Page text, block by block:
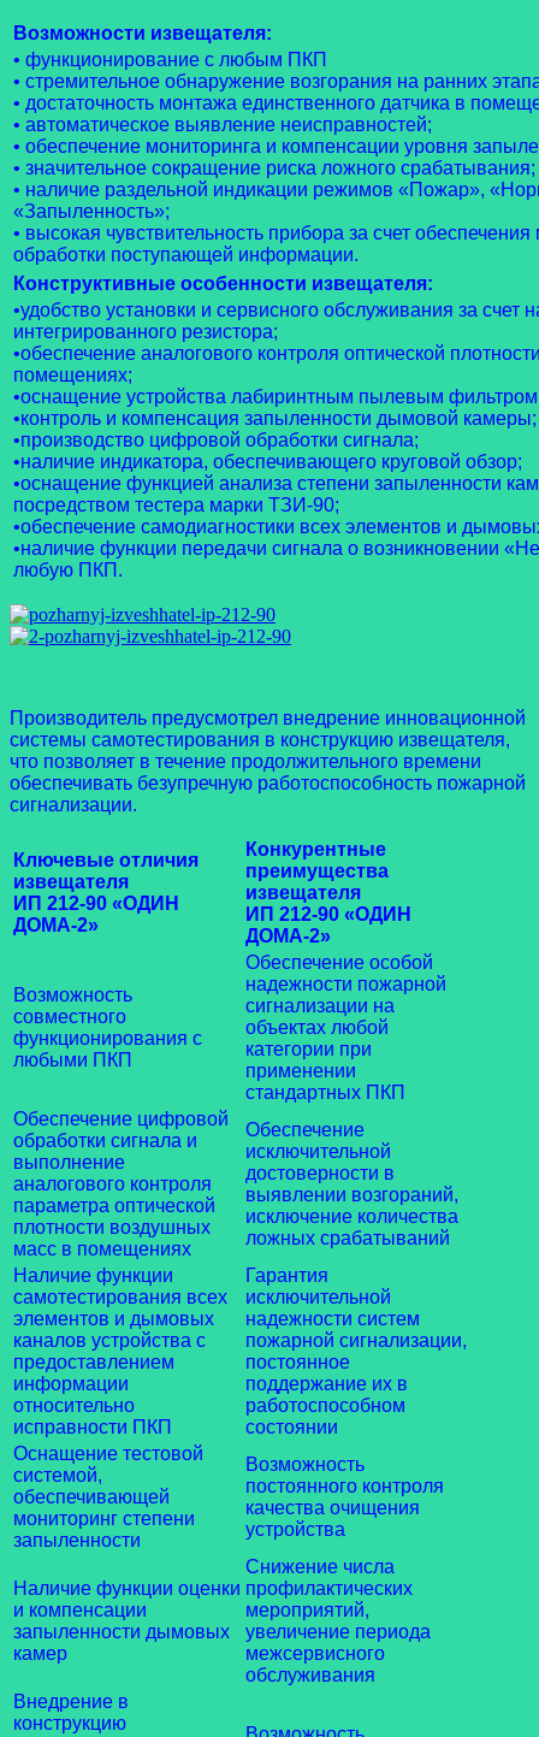
Возможности извещателя:
• функционирование с любым ПКП
• стремительное обнаружение возгорания на ранних
• достаточность монтажа единственного датчика в
• автоматическое выявление неисправностей;
• обеспечение мониторинга и компенсации уровня
• значительное сокращение риска ложного срабатывания;
• наличие раздельной индикации режимов «Пожар»,
«Запыленность»;
• высокая чувствительность прибора за счет
обработки поступающей информации.
Конструктивные особенности извещателя:
•удобство установки и сервисного обслуживания за счет
интегрированного резистора;
•обеспечение аналогового контроля оптической
помещениях;
•оснащение устройства лабиринтным пылевым
•контроль и компенсация запыленности дымовой камеры;
•производство цифровой обработки сигнала;
•наличие индикатора, обеспечивающего круговой обзор;
•оснащение функцией анализа степени запыленности
посредством тестера марки ТЗИ-90;
•обеспечение самодиагностики всех элементов и
•наличие функции передачи сигнала о возникновении
любую ПКП.
Производитель предусмотрел внедрение инновационной
системы самотестирования в конструкцию извещателя,
что позволяет в течение продолжительного времени
обеспечивать безупречную работоспособность пожарной
сигнализации.
Ключевые отличия
извещателя
ИП 212-90 «ОДИН
ДОМА-2»
Конкурентные
преимущества
извещателя
ИП 212-90 «ОДИН
ДОМА-2»
Возможность
совместного
функционирования с
любыми ПКП
Обеспечение особой
надежности пожарной
сигнализации на
объектах любой
категории при
применении
стандартных ПКП
Обеспечение цифровой
обработки сигнала и
выполнение
аналогового контроля
параметра оптической
плотности воздушных
масс в помещениях
Обеспечение
исключительной
достоверности в
выявлении возгораний,
исключение количества
ложных срабатываний
Наличие функции
самотестирования всех
элементов и дымовых
каналов устройства с
предоставлением
информации
относительно
исправности ПКП
Гарантия
исключительной
надежности систем
пожарной сигнализации,
постоянное
поддержание их в
работоспособном
состоянии
Оснащение тестовой
системой,
обеспечивающей
мониторинг степени
запыленности
Возможность
постоянного контроля
качества очищения
устройства
Наличие функции оценки
и компенсации
запыленности дымовых
камер
Снижение числа
профилактических
мероприятий,
увеличение периода
межсервисного
обслуживания
Внедрение в
конструкцию